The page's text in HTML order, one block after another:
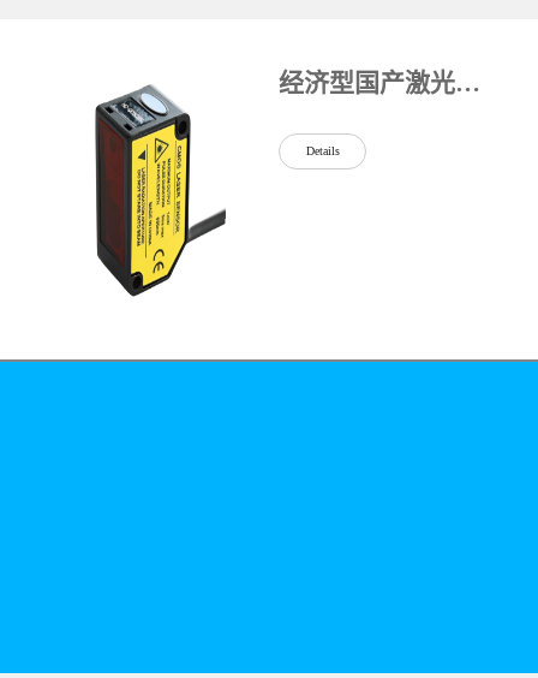
经济型国产激光位移传感器HC-Q系列可替代Panasonic松下HG-C系列
Details
有